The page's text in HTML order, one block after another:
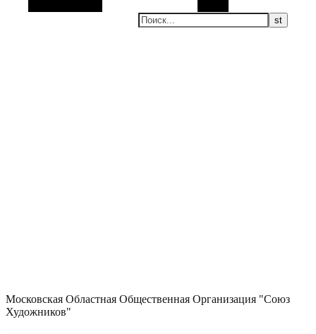
Московская Областная Общественная Организация "Союз
Художников"